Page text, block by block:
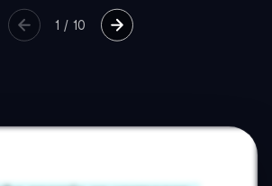
1 / 10